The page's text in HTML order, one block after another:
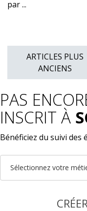
par ...
navigation
ARTICLES PLUS
ANCIENS
PAS
INSCRIT À
Bénéficiez du suivi des
Sélectionnez votre